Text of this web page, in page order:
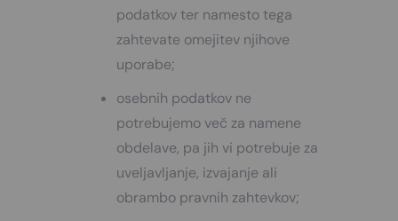
podatkov ter namesto tega
zahtevate omejitev njihove
uporabe;
osebnih podatkov ne
potrebujemo več za namene
obdelave, pa jih vi potrebuje za
uveljavljanje, izvajanje ali
obrambo pravnih zahtevkov;